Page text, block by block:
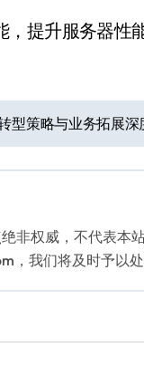
，提升服务器性
型策略与业务拓展深
非权威，不代表本站
，我们将及时予以处